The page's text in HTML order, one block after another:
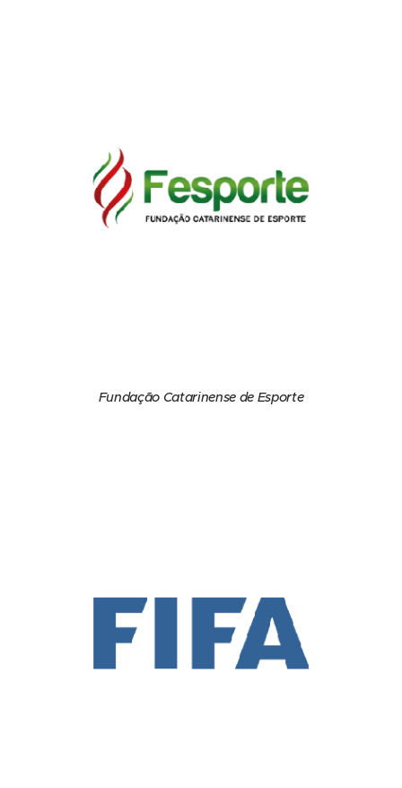
Fundação Catarinense de Esporte